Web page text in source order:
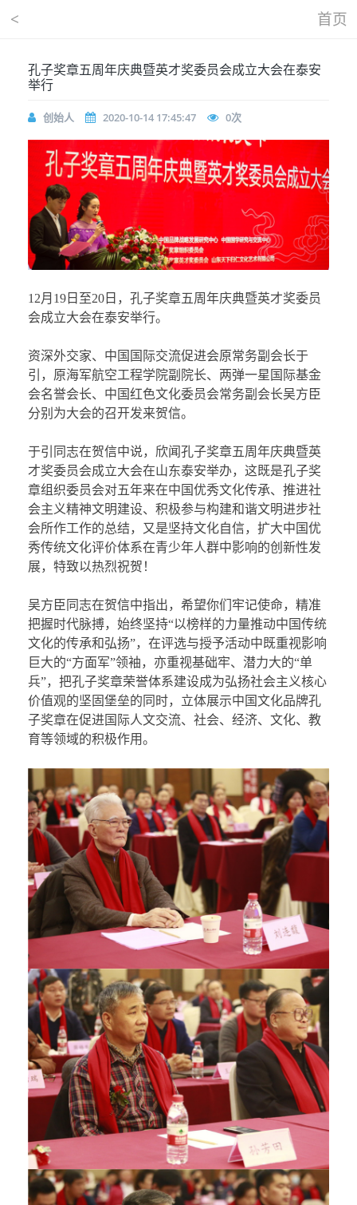
< 首页
孔子奖章五周年庆典暨英才奖委员会成立大会在泰安
举行
创始人 2020-10-14 17:45:47 0次
12月19日至20日，孔子奖章五周年庆典暨英才奖委员
会成立大会在泰安举行。
资深外交家、中国国际交流促进会原常务副会长于
引，原海军航空工程学院副院长、两弹一星国际基金
会名誉会长、中国红色文化委员会常务副会长吴方臣
分别为大会的召开发来贺信。
于引同志在贺信中说，欣闻孔子奖章五周年庆典暨英
才奖委员会成立大会在山东泰安举办，这既是孔子奖
章组织委员会对五年来在中国优秀文化传承、推进社
会主义精神文明建设、积极参与构建和谐文明进步社
会所作工作的总结，又是坚持文化自信，扩大中国优
秀传统文化评价体系在青少年人群中影响的创新性发
展，特致以热烈祝贺！
吴方臣同志在贺信中指出，希望你们牢记使命，精准
把握时代脉搏，始终坚持“以榜样的力量推动中国传统
文化的传承和弘扬”，在评选与授予活动中既重视影响
巨大的“方面军”领袖，亦重视基础牢、潜力大的“单
兵”，把孔子奖章荣誉体系建设成为弘扬社会主义核心
价值观的坚固堡垒的同时，立体展示中国文化品牌孔
子奖章在促进国际人文交流、社会、经济、文化、教
育等领域的积极作用。